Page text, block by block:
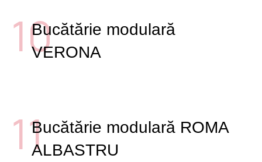
10
Bucătărie modulară
VERONA
11Bucătărie modulară ROMA
ALBASTRU